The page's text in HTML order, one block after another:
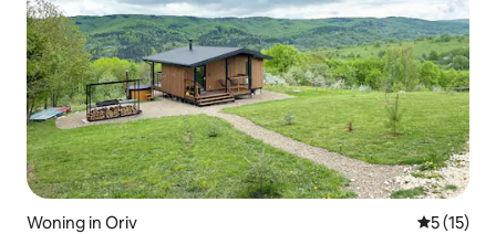
Woning in Oriv
5 (15)